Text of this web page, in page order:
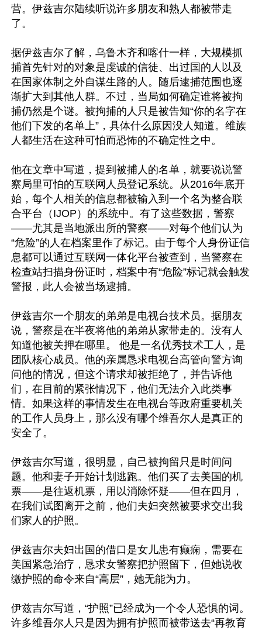
营。伊兹吉尔陆续听说许多朋友和熟人都被带走
了。
据伊兹吉尔了解，乌鲁木齐和喀什一样，大规模抓
捕首先针对的对象是虔诚的信徒、出过国的人以及
在国家体制之外自谋生路的人。随后逮捕范围也逐
渐扩大到其他人群。不过，当局如何确定谁将被拘
捕仍然是个谜。被拘捕的人只是被告知“你的名字在
他们下发的名单上”，具体什么原因没人知道。维族
人都生活在这种可怕而恐怖的不确定性之中。
他在文章中写道，提到被捕人的名单，就要说说警
察局里可怕的互联网人员登记系统。从2016年底开
始，每个人相关的信息都被输入到一个名为整合联
合平台（IJOP）的系统中。有了这些数据，警察
——尤其是当地派出所的警察——对每个他们认为
“危险”的人在档案里作了标记。由于每个人身份证信
息都可以通过互联网一体化平台被查到，当警察在
检查站扫描身份证时，档案中有“危险”标记就会触发
警报，此人会被当场逮捕。
伊兹吉尔一个朋友的弟弟是电视台技术员。据朋友
说，警察是在半夜将他的弟弟从家带走的。没有人
知道他被关押在哪里。 他是一名优秀技术工人，是
团队核心成员。他的亲属恳求电视台高管向警方询
问他的情况，但这个请求却被拒绝了，并告诉他
们，在目前的紧张情况下，他们无法介入此类事
情。如果这样的事情发生在电视台等政府重要机关
的工作人员身上，那么没有哪个维吾尔人是真正的
安全了。
伊兹吉尔写道，很明显，自己被拘留只是时间问
题。他和妻子开始计划逃跑。他们买了去美国的机
票——是往返机票，用以消除怀疑——但在四月，
在我们试图离开之前，他们夫妇突然被要求交出我
们家人的护照。
伊兹吉尔夫妇出国的借口是女儿患有癫痫，需要在
美国紧急治疗，恳求女警察把护照留下，但她说收
缴护照的命令来自“高层”，她无能为力。
伊兹吉尔写道，“护照”已经成为一个令人恐惧的词。
许多维吾尔人只是因为拥有护照而被带送去“再教育